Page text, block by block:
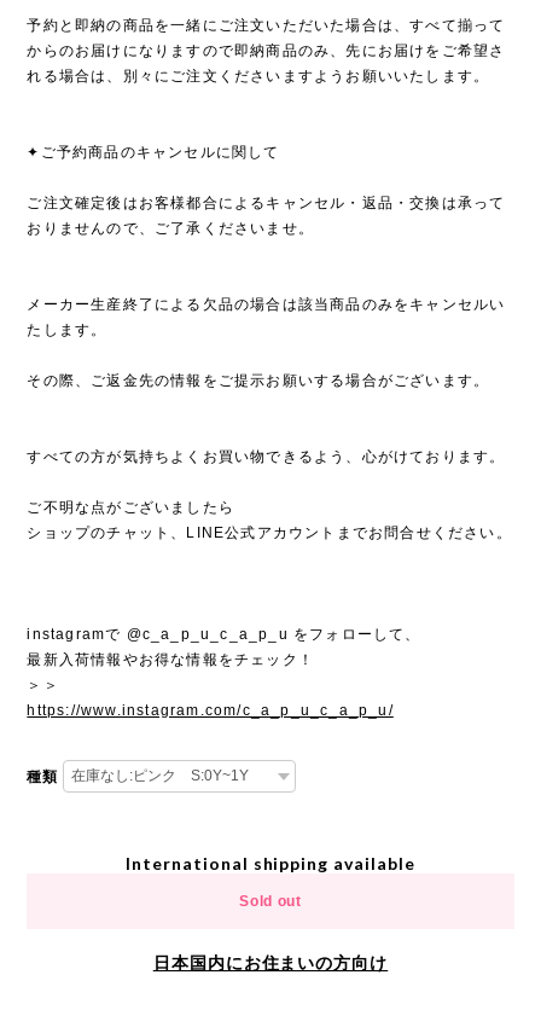
予約と即納の商品を一緒にご注文いただいた場合は、すべて揃って
からのお届けになりますので即納商品のみ、先にお届けをご希望さ
れる場合は、別々にご注文くださいますようお願いいたします。
✦ご予約商品のキャンセルに関して
ご注文確定後はお客様都合によるキャンセル・返品・交換は承って
おりませんので、ご了承くださいませ。
メーカー生産終了による欠品の場合は該当商品のみをキャンセルい
たします。
その際、ご返金先の情報をご提示お願いする場合がございます。
すべての方が気持ちよくお買い物できるよう、心がけております。
ご不明な点がございましたら
ショップのチャット、LINE公式アカウントまでお問合せください。
instagramで @c_a_p_u_c_a_p_u をフォローして、
最新入荷情報やお得な情報をチェック！
＞＞
https://www.instagram.com/c_a_p_u_c_a_p_u/
種類
International shipping available
Sold out
日本国内にお住まいの方向け